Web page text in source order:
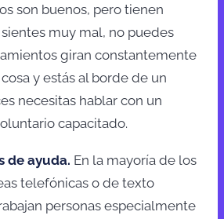
son buenos, pero tienen
muy mal, no puedes
giran constantemente
y estás al borde de un
necesitas hablar con un
capacitado.
de ayuda. En la mayoría de los
telefónicas o de texto
personas especialmente